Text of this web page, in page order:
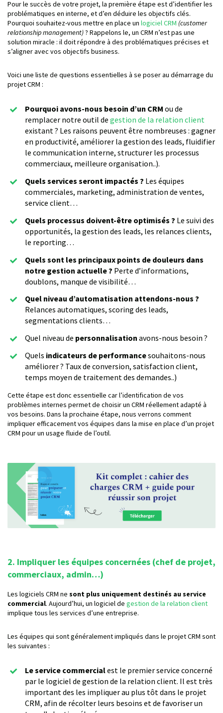
Pour le succès de votre projet, la première étape est d’identifier les
problématiques en interne, et d’en déduire les objectifs clés.
Pourquoi souhaitez-vous mettre en place un logiciel CRM (customer
relationship management)? Rappelons le, un CRM n’est pas une
solution miracle : il doit répondre à des problématiques précises et
s’aligner avec vos objectifs business.
Voici une liste de questions essentielles à se poser au démarrage du
projet CRM :
Pourquoi avons-nous besoin d’un CRM ou de
remplacer notre outil de gestion de la relation client
existant ? Les raisons peuvent être nombreuses : gagner
en productivité, améliorer la gestion des leads, fluidifier
le communication interne, structurer les processus
commerciaux, meilleure organisation..).
Quels services seront impactés ? Les équipes
commerciales, marketing, administration de ventes,
service client…
Quels processus doivent-être optimisés ? Le suivi des
opportunités, la gestion des leads, les relances clients,
le reporting…
Quels sont les principaux points de douleurs dans
notre gestion actuelle ? Perte d’informations,
doublons, manque de visibilité…
Quel niveau d’automatisation attendons-nous ?
Relances automatiques, scoring des leads,
segmentations clients…
Quel niveau de personnalisation avons-nous besoin ?
Quels indicateurs de performancesouhaitons-nous
améliorer ? Taux de conversion, satisfaction client,
temps moyen de traitement des demandes..)
Cette étape est donc essentielle car l’identification de vos
problèmes internes permet de choisir un CRM réellement adapté à
vos besoins. Dans la prochaine étape, nous verrons comment
impliquer efficacement vos équipes dans la mise en place d’un projet
CRM pour un usage fluide de l’outil.
2. Impliquer les équipes concernées (chef de projet,
commerciaux, admin…)
Les logiciels CRM ne sont plus uniquement destinés au service
commercial. Aujourd’hui, un logiciel de gestion de la relation client
implique tous les services d’une entreprise.
Les équipes qui sont généralement impliqués dans le projet CRM sont
les suivantes :
Le service commercialest le premier service concerné
par le logiciel de gestion de la relation client. Il est très
important des les impliquer au plus tôt dans le projet
CRM, afin de récolter leurs besoins et de favoriser un